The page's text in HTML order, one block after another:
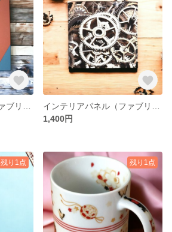
1,400円
残り1点 残り1点